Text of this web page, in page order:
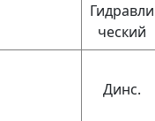
Гидравли
ческий
Динс.